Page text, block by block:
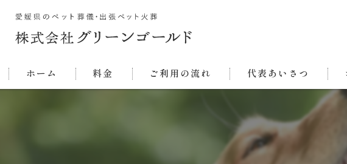
ホーム 料金 ご利用の流れ 代表あいさつ